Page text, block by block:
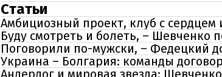
Статьи
Амбициозный проект, клуб с
Буду смотреть и болеть, –
Поговорили по-мужски, – Федецкий
Украина – Болгария: команды
Андердог и мировая звезда: